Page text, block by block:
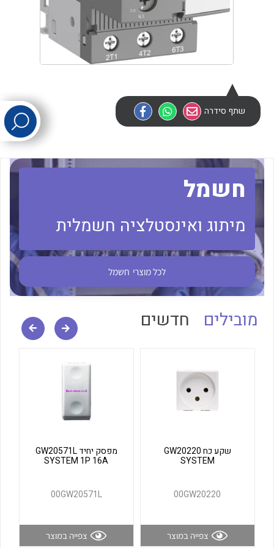
לכל מוצרי היצרן לכל מוצרי היצרן
לכל מוצרי היצרן לכל מוצרי היצרן
לכל מוצרי היצרן
שתף סידרה
חשמל
מיתוג ואינסטלציה חשמלית
לכל מוצרי חשמל
מובילים חדשים
שקע כח GW20220
SYSTEM
00GW20220
צפייה במוצר
מפסק יחיד GW20571L
SYSTEM 1P 16A
00GW20571L
צפייה במוצר